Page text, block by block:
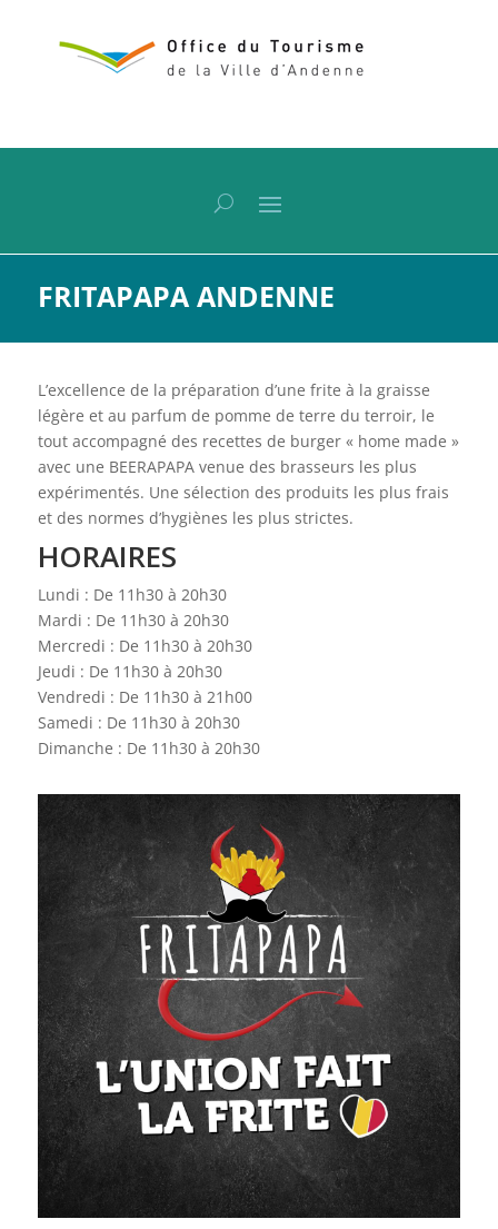
FRITAPAPA ANDENNE
L’excellence de la préparation d’une frite à la graisse
légère et au parfum de pomme de terre du terroir, le
tout accompagné des recettes de burger « home made »
avec une BEERAPAPA venue des brasseurs les plus
expérimentés. Une sélection des produits les plus frais
et des normes d’hygiènes les plus strictes.
HORAIRES
Lundi : De 11h30 à 20h30
Mardi : De 11h30 à 20h30
Mercredi : De 11h30 à 20h30
Jeudi : De 11h30 à 20h30
Vendredi : De 11h30 à 21h00
Samedi : De 11h30 à 20h30
Dimanche : De 11h30 à 20h30